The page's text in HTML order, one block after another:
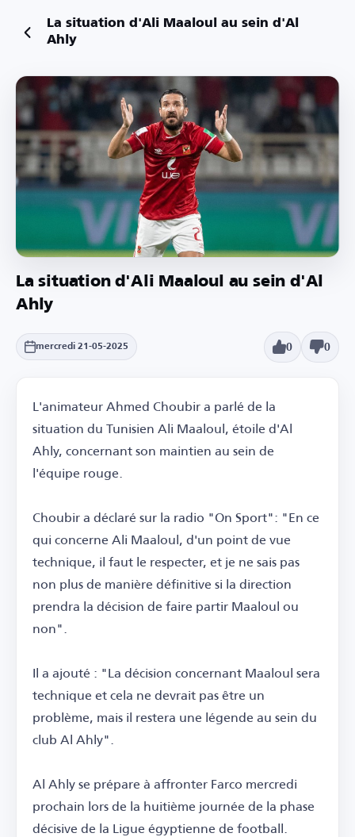
La situation d'Ali Maaloul au sein d'Al
Ahly
La situation d'Ali Maaloul au sein d'Al
Ahly
mercredi 21-05-2025 0 0
L'animateur Ahmed Choubir a parlé de la
situation du Tunisien Ali Maaloul, étoile d'Al
Ahly, concernant son maintien au sein de
l'équipe rouge.
Choubir a déclaré sur la radio "On Sport": "En ce
qui concerne Ali Maaloul, d'un point de vue
technique, il faut le respecter, et je ne sais pas
non plus de manière définitive si la direction
prendra la décision de faire partir Maaloul ou
non".
Il a ajouté : "La décision concernant Maaloul sera
technique et cela ne devrait pas être un
problème, mais il restera une légende au sein du
club Al Ahly".
Al Ahly se prépare à affronter Farco mercredi
prochain lors de la huitième journée de la phase
décisive de la Ligue égyptienne de football.